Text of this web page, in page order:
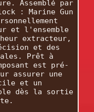
Assemblé par
: Marine Gun
et l'ensemble
extracteur,
et des
Prêt à
est pré-
assurer une
et un
dès la sortie